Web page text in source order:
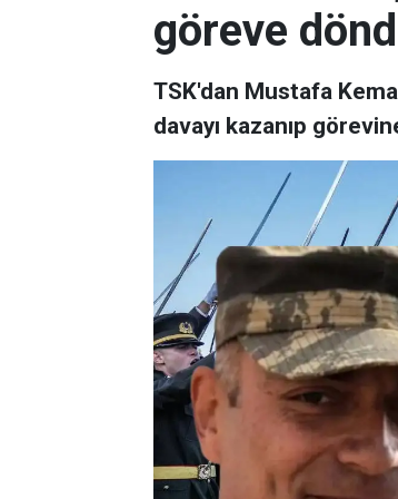
göreve
TSK'dan Mustafa
davayı kazanıp